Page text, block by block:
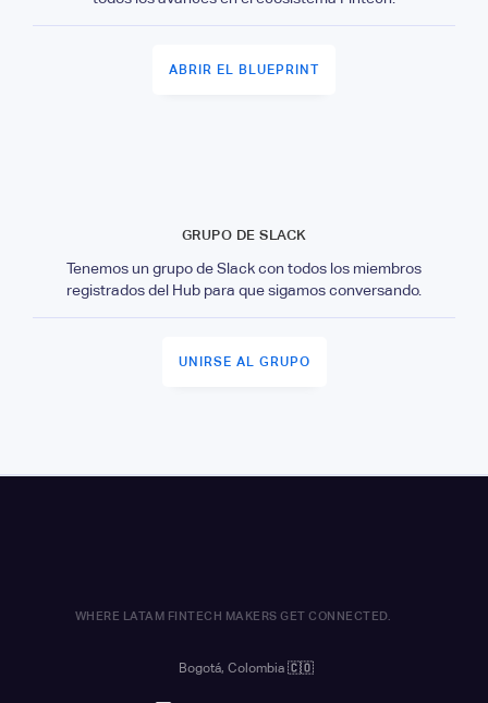
ABRIR EL BLUEPRINT
GRUPO DE SLACK
Tenemos un grupo de Slack con todos los miembros
registrados del Hub para que sigamos conversando.
UNIRSE AL GRUPO
WHERE LATAM FINTECH MAKERS GET CONNECTED.
Bogotá, Colombia 🇨🇴